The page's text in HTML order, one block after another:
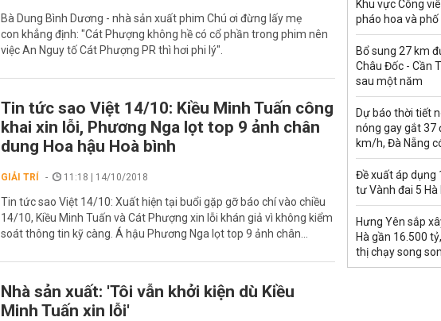
Bà Dung Bình Dương - nhà sản xuất phim Chú ơi đừng lấy mẹ
con khẳng định: "Cát Phượng không hề có cổ phần trong phim nên
việc An Nguy tố Cát Phượng PR thì hơi phi lý".
Tin tức sao Việt 14/10: Kiều Minh Tuấn công
khai xin lỗi, Phương Nga lọt top 9 ảnh chân
dung Hoa hậu Hoà bình
GIẢI TRÍ 11:18 | 14/10/2018
Tin tức sao Việt 14/10: Xuất hiện tại buổi gặp gỡ báo chí vào chiều
14/10, Kiều Minh Tuấn và Cát Phượng xin lỗi khán giả vì không kiểm
soát thông tin kỹ càng. Á hậu Phương Nga lọt top 9 ảnh chân...
Nhà sản xuất: 'Tôi vẫn khởi kiện dù Kiều
Minh Tuấn xin lỗi'
Khu vực Công
pháo hoa và phố
Bổ sung 27 km
Châu Đốc - Cần
sau một năm
Dự báo thời tiết
nóng gay gắt 37
km/h, Đà Nẵng
Đề xuất áp dụng
tư Vành đai 5 Hà
Hưng Yên sắp
Hà gần 16.500
thị chạy song